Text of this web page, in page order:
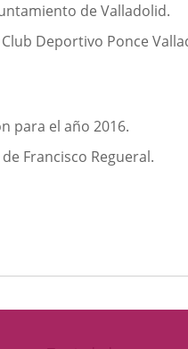
de Valladolid.
Deportivo Ponce
para el año 2016.
Francisco Regueral.